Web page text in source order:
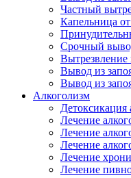
Частный
Капельница от
Срочный
Вытрезвление
Вывод из
Вывод из
Алкоголизм
Детоксикация
Лечение
Лечение
Лечение
Лечение
Лечение